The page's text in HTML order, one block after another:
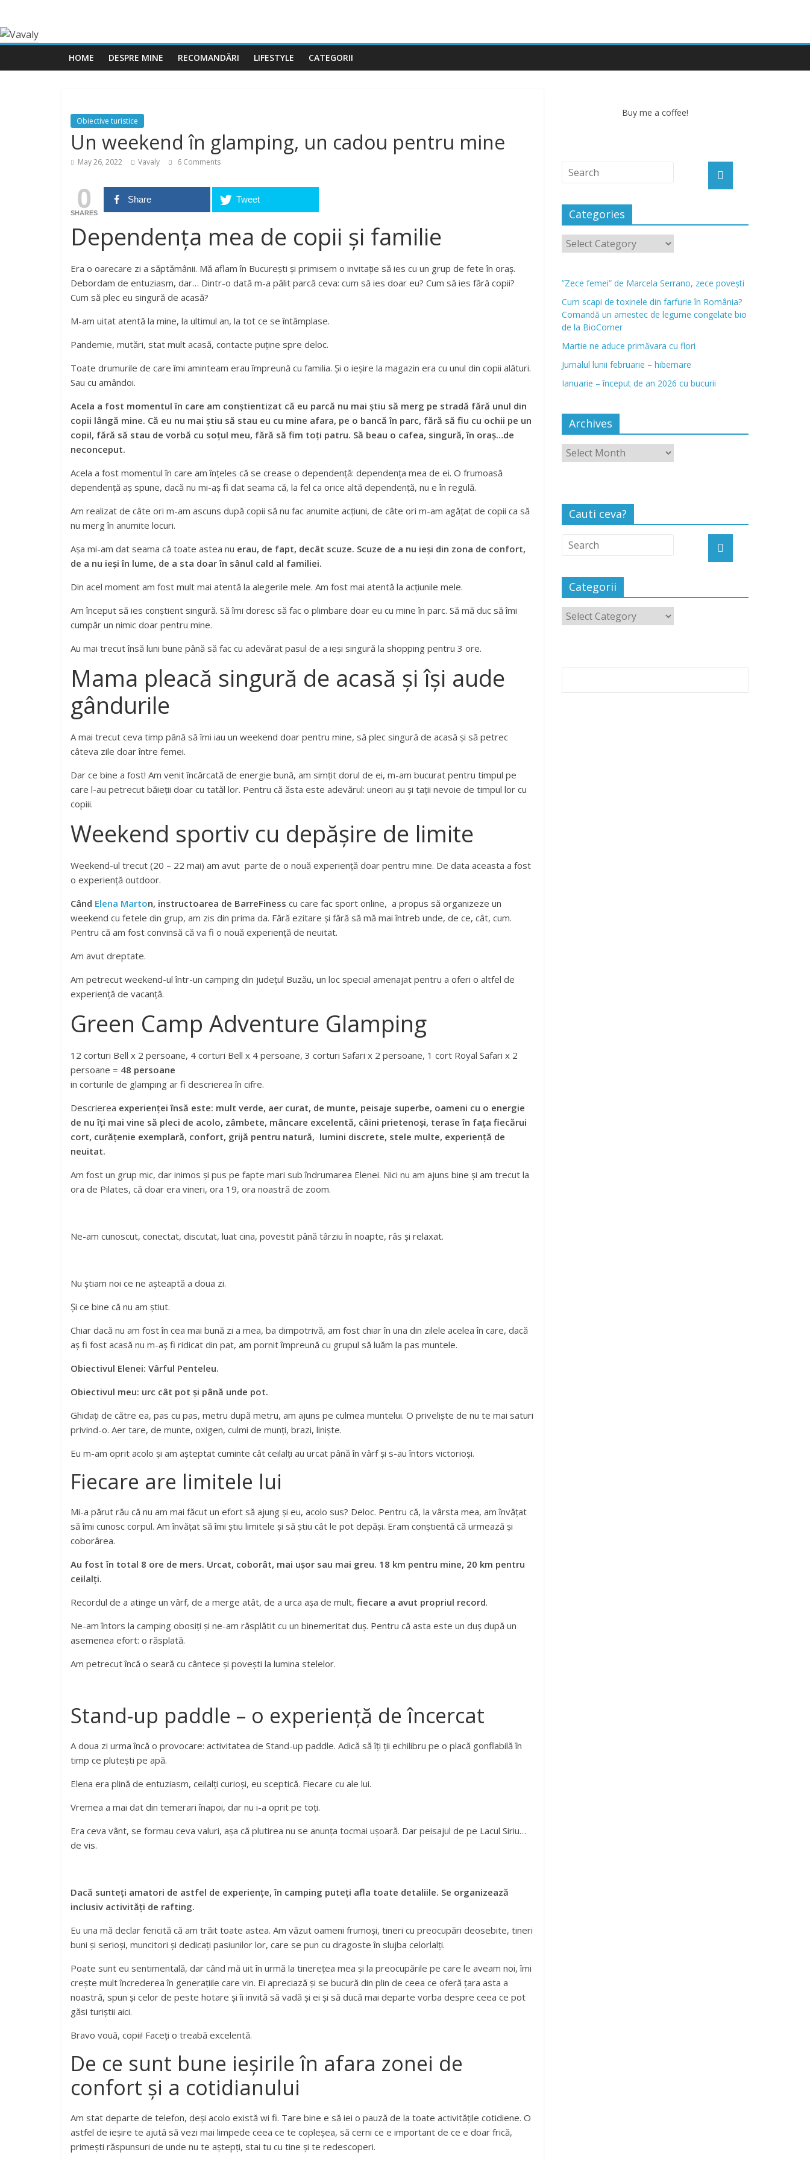
HOME DESPRE MINE RECOMANDĂRI LIFESTYLE CATEGORII
Obiective turistice
Un weekend în glamping, un cadou pentru mine
May 26, 2022 Vavaly 6 Comments
0
SHARES
Share Tweet
Dependența mea de copii și familie
Era o oarecare zi a săptămânii. Mă aflam în București și primisem o invitație să ies cu un grup de fete în oraș.
Debordam de entuziasm, dar… Dintr-o dată m-a pălit parcă ceva: cum să ies doar eu? Cum să ies fără copii?
Cum să plec eu singură de acasă?
M-am uitat atentă la mine, la ultimul an, la tot ce se întâmplase.
Pandemie, mutări, stat mult acasă, contacte puține spre deloc.
Toate drumurile de care îmi aminteam erau împreună cu familia. Și o ieșire la magazin era cu unul din copii alături.
Sau cu amândoi.
Acela a fost momentul în care am conștientizat că eu parcă nu mai știu să merg pe stradă fără unul din
copii lângă mine. Că eu nu mai știu să stau eu cu mine afara, pe o bancă în parc, fără să fiu cu ochii pe un
copil, fără să stau de vorbă cu soțul meu, fără să fim toți patru. Să beau o cafea, singură, în oraș…de
neconceput.
Acela a fost momentul în care am înțeles că se crease o dependență: dependența mea de ei. O frumoasă
dependență aș spune, dacă nu mi-aș fi dat seama că, la fel ca orice altă dependență, nu e în regulă.
Am realizat de câte ori m-am ascuns după copii să nu fac anumite acțiuni, de câte ori m-am agățat de copii ca să
nu merg în anumite locuri.
Așa mi-am dat seama că toate astea nu erau, de fapt, decât scuze. Scuze de a nu ieși din zona de confort,
de a nu ieși în lume, de a sta doar în sânul cald al familiei.
Din acel moment am fost mult mai atentă la alegerile mele. Am fost mai atentă la acțiunile mele.
Am început să ies conștient singură. Să îmi doresc să fac o plimbare doar eu cu mine în parc. Să mă duc să îmi
cumpăr un nimic doar pentru mine.
Au mai trecut însă luni bune până să fac cu adevărat pasul de a ieși singură la shopping pentru 3 ore.
Mama pleacă singură de acasă și își aude
gândurile
A mai trecut ceva timp până să îmi iau un weekend doar pentru mine, să plec singură de acasă și să petrec
câteva zile doar între femei.
Dar ce bine a fost! Am venit încărcată de energie bună, am simțit dorul de ei, m-am bucurat pentru timpul pe
care l-au petrecut băieții doar cu tatăl lor. Pentru că ăsta este adevărul: uneori au și tații nevoie de timpul lor cu
copiii.
Weekend sportiv cu depășire de limite
Weekend-ul trecut (20 – 22 mai) am avut parte de o nouă experiență doar pentru mine. De data aceasta a fost
o experiență outdoor.
Când Elena Marton, instructoarea de BarreFiness cu care fac sport online, a propus să organizeze un
weekend cu fetele din grup, am zis din prima da. Fără ezitare și fără să mă mai întreb unde, de ce, cât, cum.
Pentru că am fost convinsă că va fi o nouă experiență de neuitat.
Am avut dreptate.
Am petrecut weekend-ul într-un camping din județul Buzău, un loc special amenajat pentru a oferi o altfel de
experiență de vacanță.
Green Camp Adventure Glamping
12 corturi Bell x 2 persoane, 4 corturi Bell x 4 persoane, 3 corturi Safari x 2 persoane, 1 cort Royal Safari x 2
persoane = 48 persoane
in corturile de glamping ar fi descrierea în cifre.
Descrierea experienței însă este: mult verde, aer curat, de munte, peisaje superbe, oameni cu o energie
de nu îți mai vine să pleci de acolo, zâmbete, mâncare excelentă, câini prietenoși, terase în fața fiecărui
cort, curățenie exemplară, confort, grijă pentru natură, lumini discrete, stele multe, experiență de
neuitat.
Am fost un grup mic, dar inimos și pus pe fapte mari sub îndrumarea Elenei. Nici nu am ajuns bine și am trecut la
ora de Pilates, că doar era vineri, ora 19, ora noastră de zoom.
Ne-am cunoscut, conectat, discutat, luat cina, povestit până târziu în noapte, râs și relaxat.
Nu știam noi ce ne așteaptă a doua zi.
Și ce bine că nu am știut.
Chiar dacă nu am fost în cea mai bună zi a mea, ba dimpotrivă, am fost chiar în una din zilele acelea în care, dacă
aș fi fost acasă nu m-aș fi ridicat din pat, am pornit împreună cu grupul să luăm la pas muntele.
Obiectivul Elenei: Vârful Penteleu.
Obiectivul meu: urc cât pot și până unde pot.
Ghidați de către ea, pas cu pas, metru după metru, am ajuns pe culmea muntelui. O priveliște de nu te mai saturi
privind-o. Aer tare, de munte, oxigen, culmi de munți, brazi, liniște.
Eu m-am oprit acolo și am așteptat cuminte cât ceilalți au urcat până în vârf și s-au întors victorioși.
Fiecare are limitele lui
Mi-a părut rău că nu am mai făcut un efort să ajung și eu, acolo sus? Deloc. Pentru că, la vârsta mea, am învățat
să îmi cunosc corpul. Am învățat să îmi știu limitele și să știu cât le pot depăși. Eram conștientă că urmează și
coborârea.
Au fost în total 8 ore de mers. Urcat, coborât, mai ușor sau mai greu. 18 km pentru mine, 20 km pentru
ceilalți.
Recordul de a atinge un vârf, de a merge atât, de a urca așa de mult, fiecare a avut propriul record.
Ne-am întors la camping obosiți și ne-am răsplătit cu un binemeritat duș. Pentru că asta este un duș după un
asemenea efort: o răsplată.
Am petrecut încă o seară cu cântece și povești la lumina stelelor.
Stand-up paddle – o experiență de încercat
A doua zi urma încă o provocare: activitatea de Stand-up paddle. Adică să îți ții echilibru pe o placă gonflabilă în
timp ce plutești pe apă.
Elena era plină de entuziasm, ceilalți curioși, eu sceptică. Fiecare cu ale lui.
Vremea a mai dat din temerari înapoi, dar nu i-a oprit pe toți.
Era ceva vânt, se formau ceva valuri, așa că plutirea nu se anunța tocmai ușoară. Dar peisajul de pe Lacul Siriu…
de vis.
Dacă sunteți amatori de astfel de experiențe, în camping puteți afla toate detaliile. Se organizează
inclusiv activități de rafting.
Eu una mă declar fericită că am trăit toate astea. Am văzut oameni frumoși, tineri cu preocupări deosebite, tineri
buni și serioși, muncitori și dedicați pasiunilor lor, care se pun cu dragoste în slujba celorlalți.
Poate sunt eu sentimentală, dar când mă uit în urmă la tinerețea mea și la preocupările pe care le aveam noi, îmi
crește mult încrederea în generațiile care vin. Ei apreciază și se bucură din plin de ceea ce oferă țara asta a
noastră, spun și celor de peste hotare și îi invită să vadă și ei și să ducă mai departe vorba despre ceea ce pot
găsi turiștii aici.
Bravo vouă, copii! Faceți o treabă excelentă.
De ce sunt bune ieșirile în afara zonei de
confort și a cotidianului
Am stat departe de telefon, deși acolo există wi fi. Tare bine e să iei o pauză de la toate activitățile cotidiene. O
astfel de ieșire te ajută să vezi mai limpede ceea ce te copleșea, să cerni ce e important de ce e doar frică,
primești răspunsuri de unde nu te aștepți, stai tu cu tine și te redescoperi.
Buy me a coffee!
Categories
”Zece femei” de Marcela Serrano, zece povești
Cum scapi de toxinele din farfurie în România?
Comandă un amestec de legume congelate bio
de la BioCorner
Martie ne aduce primăvara cu flori
Jurnalul lunii februarie – hibernare
Ianuarie – început de an 2026 cu bucurii
Archives
Cauti ceva?
Categorii